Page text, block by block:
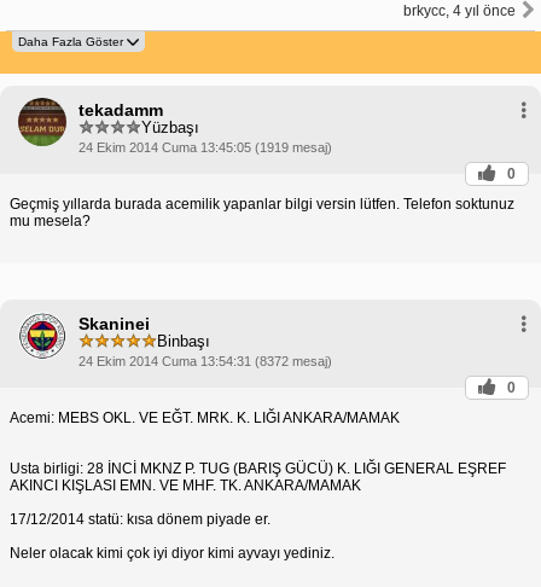
brkycc, 4 yıl önce
tekadamm
Yüzbaşı
24 Ekim 2014 Cuma 13:45:05 (1919 mesaj)
0
Geçmiş yıllarda burada acemilik yapanlar bilgi versin lütfen. Telefon soktunuz
mu mesela?
Skaninei
Binbaşı
24 Ekim 2014 Cuma 13:54:31 (8372 mesaj)
0
Acemi: MEBS OKL. VE EĞT. MRK. K. LIĞI ANKARA/MAMAK
Usta birligi: 28 İNCİ MKNZ P. TUG (BARIŞ GÜCÜ) K. LIĞI GENERAL EŞREF
AKINCI KIŞLASI EMN. VE MHF. TK. ANKARA/MAMAK
17/12/2014 statü: kısa dönem piyade er.
Neler olacak kimi çok iyi diyor kimi ayvayı yediniz.